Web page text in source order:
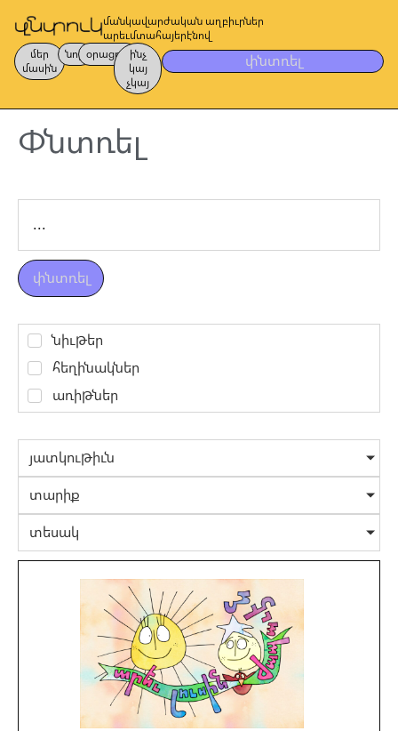
մանկավարժական աղբիւրներ
արեւմտահայերէնով
մեր
մասին
նոր օրացոյց
ինչ
կայ
չկայ
փնտռել
Փնտռել
փնտռել
նիւթեր
հեղինակներ
առիթներ
յատկութիւն
տարիք
տեսակ